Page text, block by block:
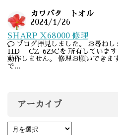
カワバタ トオル
2024/1/26
SHARP X68000 修理
ブログ拝見しました。 お尋ね
HD CZ-623Cを 所有しています
動作しません。 修理お願いできま
で...
アーカイブ